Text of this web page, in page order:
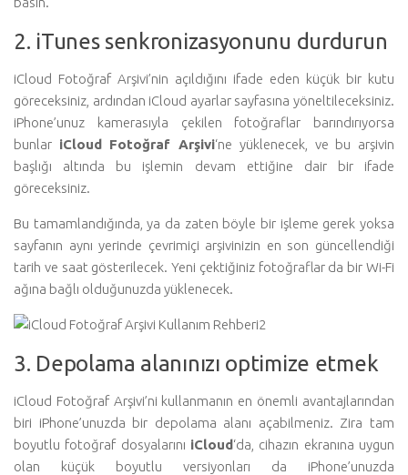
2. iTunes senkronizasyonunu durdurun
iCloud Fotoğraf Arşivi’nin açıldığını ifade eden küçük bir kutu
göreceksiniz, ardından iCloud ayarlar sayfasına yöneltileceksiniz.
iPhone’unuz kamerasıyla çekilen fotoğraflar barındırıyorsa
bunlar iCloud Fotoğraf Arşivi‘ne yüklenecek, ve bu arşivin
başlığı altında bu işlemin devam ettiğine dair bir ifade
göreceksiniz.
Bu tamamlandığında, ya da zaten böyle bir işleme gerek yoksa
sayfanın aynı yerinde çevrimiçi arşivinizin en son güncellendiği
tarih ve saat gösterilecek. Yeni çektiğiniz fotoğraflar da bir Wi-Fi
ağına bağlı olduğunuzda yüklenecek.
3. Depolama alanınızı optimize etmek
iCloud Fotoğraf Arşivi’ni kullanmanın en önemli avantajlarından
biri iPhone’unuzda bir depolama alanı açabilmeniz. Zira tam
boyutlu fotoğraf dosyalarını iCloud‘da, cihazın ekranına uygun
olan küçük boyutlu versiyonları da iPhone’unuzda